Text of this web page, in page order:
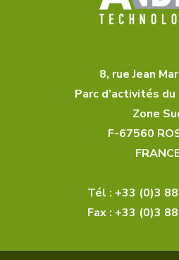
8, rue Jean
Parc d’activités
Zone
F-67560
Tél : +33 (0)3
Fax : +33 (0)3